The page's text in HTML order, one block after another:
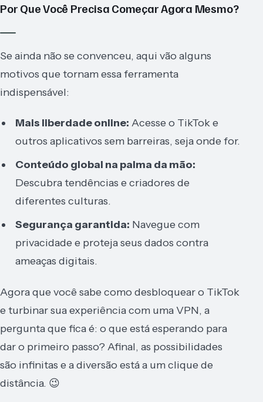
Por Que Você Precisa Começar Agora Mesmo?
Se ainda não se convenceu, aqui vão alguns
motivos que tornam essa ferramenta
indispensável:
Mais liberdade online: Acesse o TikTok e
outros aplicativos sem barreiras, seja onde for.
Conteúdo global na palma da mão:
Descubra tendências e criadores de
diferentes culturas.
Segurança garantida: Navegue com
privacidade e proteja seus dados contra
ameaças digitais.
Agora que você sabe como desbloquear o TikTok
e turbinar sua experiência com uma VPN, a
pergunta que fica é: o que está esperando para
dar o primeiro passo? Afinal, as possibilidades
são infinitas e a diversão está a um clique de
distância. 😉